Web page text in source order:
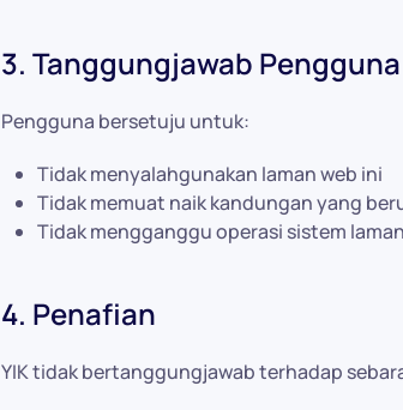
3. Tanggungjawab Pengguna
Pengguna bersetuju untuk:
Tidak menyalahgunakan laman web ini
Tidak memuat naik kandungan yang
Tidak mengganggu operasi sistem
4. Penafian
YIK tidak bertanggungjawab terhadap